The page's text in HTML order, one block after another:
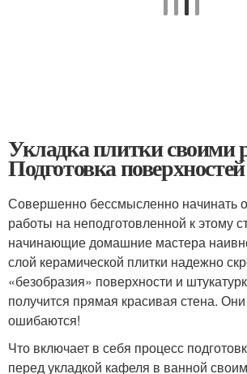
Укладка плитки своими
Подготовка
Совершенно бессмысленно начинать
работы на неподготовленной к этому
начинающие домашние мастера
слой керамической плитки надежно
«безобразия» поверхности и
получится прямая красивая стена.
ошибаются!
Что включает в себя процесс
перед укладкой кафеля в ванной